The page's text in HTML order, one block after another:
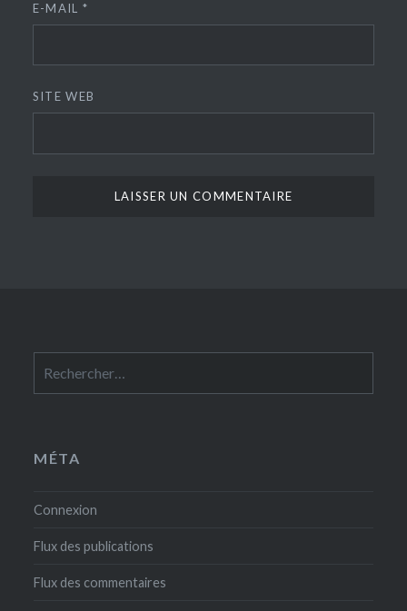
E-MAIL *
SITE WEB
MÉTA
Connexion
Flux des publications
Flux des commentaires